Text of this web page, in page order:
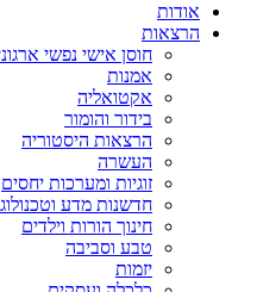
אודות
הרצאות
חוסן אישי נפשי
אמנות
אקטואליה
בידור והומור
הרצאות היסטוריה
העשרה
זוגיות ומערכות יחסים
חדשנות מדע
חינוך הורות וילדים
טבע וסביבה
יזמות